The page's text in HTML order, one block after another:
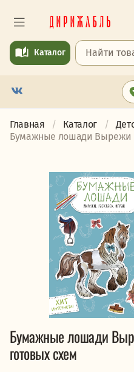
Каталог
Главная Каталог
Бумажные лошади Вырежи
Бумажные лошади
готовых схем